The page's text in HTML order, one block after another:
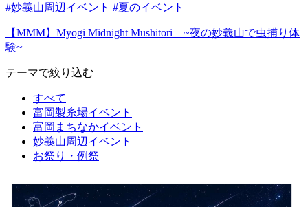
#妙義山周辺イベント #夏のイベント
【MMM】Myogi Midnight Mushitori ~夜の妙義山で虫捕り体
験~
テーマで絞り込む
すべて
富岡製糸場イベント
富岡まちなかイベント
妙義山周辺イベント
お祭り・例祭